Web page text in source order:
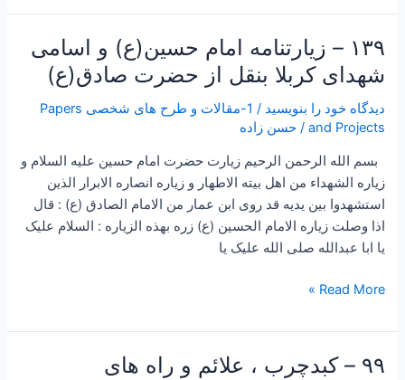
۱۳۹ – زیارتنامه امام حسین(ع) و اسامی
شهدای کربلا بنقل از حضرت صادق(ع)
دیدگاه‌ خود را بنویسید /
1-مقالات و طرح های شخصی Papers
and Projects
/حسن زاده
بسم الله الرحمن الرحیم زیارت حضرت امام حسین علیه السلام و
زیاره الشهداء من اهل بیته الاطهار و زیاره انصاره الابرار الذین
استشهدوا بین یدیه قد روی ابن عمار من الامام الصادق (ع) : قال
اذا وصلت زیاره الامام الحسین (ع) زره بهذه الزیاره : السلام علیک
یا ابا عبدالله صلی الله علیک یا
۱۳۹
زیارتنامه
امام
حسین(ع)
اسامی
شهدای
کربلا
بنقل
حضرت
Read More »
۹۹ – کبدچرب ، علائم و راه های
۹۹